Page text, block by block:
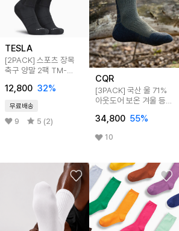
TESLA
[2PACK] 스포츠 장목
축구 양말 2팩 TM-
12,800 32%
무료배송
9 5 (2)
CQR
[3PACK] 국산 울 71%
아웃도어 보온 겨울 등산
34,800 55%
10